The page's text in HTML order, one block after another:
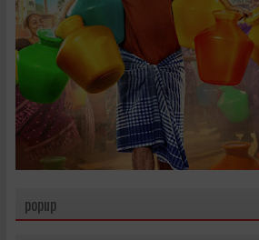
popup